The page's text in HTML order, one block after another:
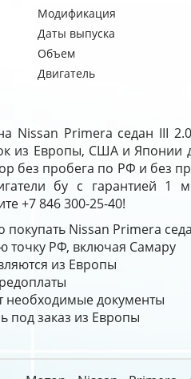
Модификация
Даты выпуска
Объем
Двигатель
Nissan Primera седан III
из Европы, США и
без пробега по РФ и без
бу с гарантией 1
+7 846 300-25-40!
покупать Nissan Primera
точку РФ, включая Самару
из Европы
необходимые документы
под заказ из Европы